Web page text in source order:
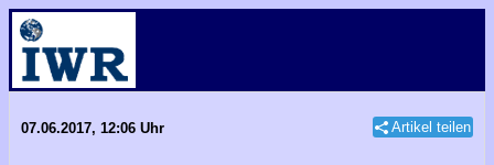
07.06.2017, 12:06 Uhr Artikel teilen